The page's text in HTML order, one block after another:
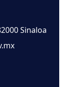
Sinaloa